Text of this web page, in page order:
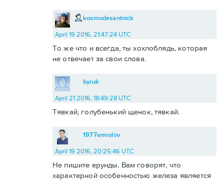
kosmodesantnick
April 19 2016, 21:47:24 UTC
То же что и всегда, ты хохлоблядь, которая
не отвечает за свои слова.
byruk
April 21 2016, 18:49:28 UTC
Тявкай, голубенький щенок, тявкай.
1977ermolov
April 19 2016, 20:25:46 UTC
Не пишите ерунды. Вам говорят, что
характерной особенностью железа является